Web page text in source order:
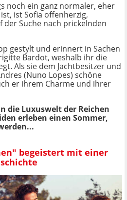
noch ein ganz normaler, eher
ist Sofia offenherzig,
Suche nach prickelnden
gestylt und erinnert in Sachen
Bardot, weshalb ihr die
Als sie dem Jachtbesitzer und
(Nuno Lopes) schöne
er ihrem Charme und ihrer
die Luxuswelt der Reichen
erleben einen Sommer,
begeistert mit einer